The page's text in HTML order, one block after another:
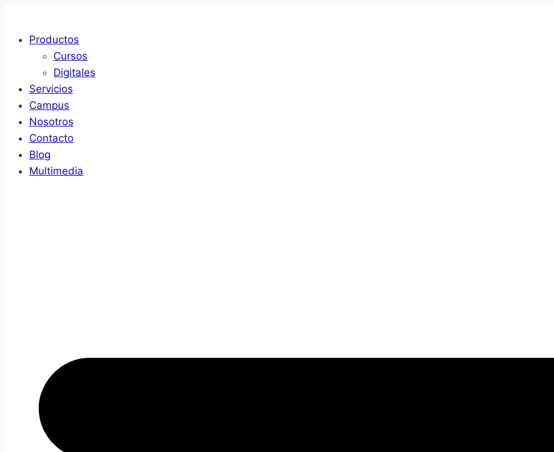
contenido
Productos
Cursos
Digitales
Servicios
Campus
Nosotros
Contacto
Blog
Multimedia